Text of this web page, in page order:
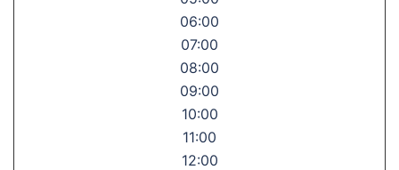
06:00
07:00
08:00
09:00
10:00
11:00
12:00